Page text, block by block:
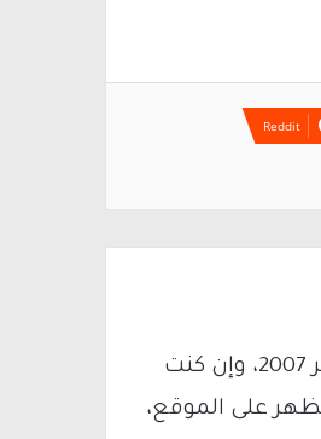
يتم الاستخدام المواد وفقًا للمادة 27 أ من قانون حقوق التأليف والنشر 2007، وإن كنت
على الموقع،